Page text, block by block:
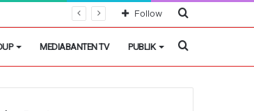
Cari
Follow
MEDIABANTEN TV PUBLIK Cari